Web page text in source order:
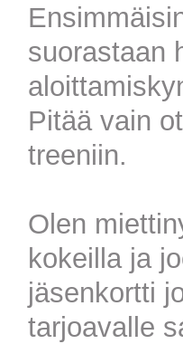
suorastaan
Pitää vain
treeniin.
Olen
kokeilla ja
jäsenkortti
tarjoavalle